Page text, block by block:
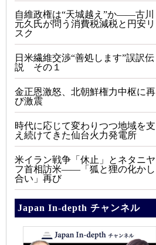
自維政権は“天城越え”か――古川
元久氏が問う消費税減税と円安リ
スク
日米繊維交渉“善処します”誤訳伝
説 その１
金正恩激怒、北朝鮮権力中枢に再
び激震
時代に応じて変わりつつ地域を支
え続けてきた仙台火力発電所
米イラン戦争「休止」とネタニヤ
フ首相訪米――「狐と狸の化かし
合い」再び
Japan In-depth チャンネル